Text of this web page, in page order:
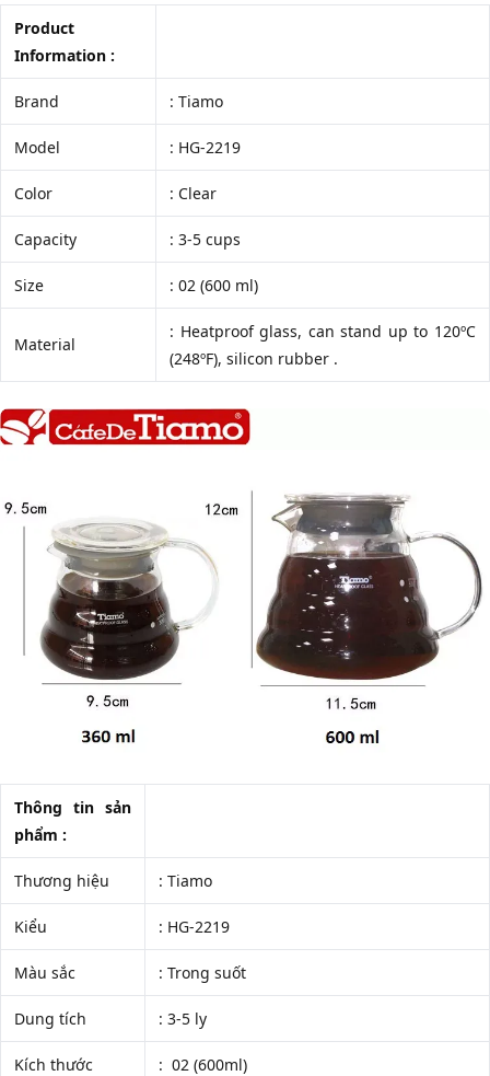
Product
Information :
Brand : Tiamo
Model : HG-2219
Color : Clear
Capacity : 3-5 cups
Size : 02 (600 ml)
Material
: Heatproof glass, can stand up to 120ºC
(248ºF), silicon rubber .
Thông tin sản
phẩm :
Thương hiệu : Tiamo
Kiểu : HG-2219
Màu sắc : Trong suốt
Dung tích : 3-5 ly
Kích thước : 02 (600ml)